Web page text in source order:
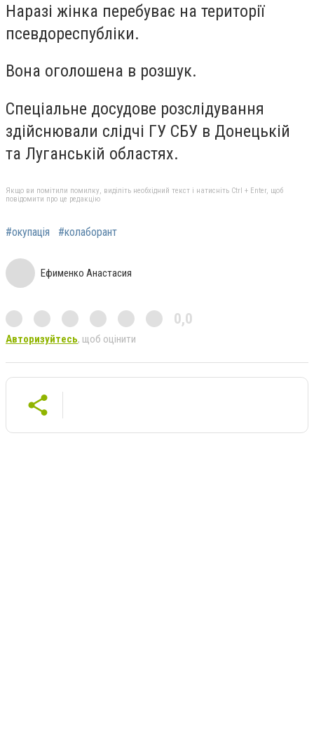
Наразі жінка перебуває на території
псевдореспубліки.
Вона оголошена в розшук.
Спеціальне досудове розслідування
здійснювали слідчі ГУ СБУ в Донецькій
та Луганській областях.
Якщо ви помітили помилку, виділіть необхідний текст і натисніть Ctrl + Enter, щоб
повідомити про це редакцію
#окупація #колаборант
Ефименко Анастасия
0,0
Авторизуйтесь, щоб оцінити